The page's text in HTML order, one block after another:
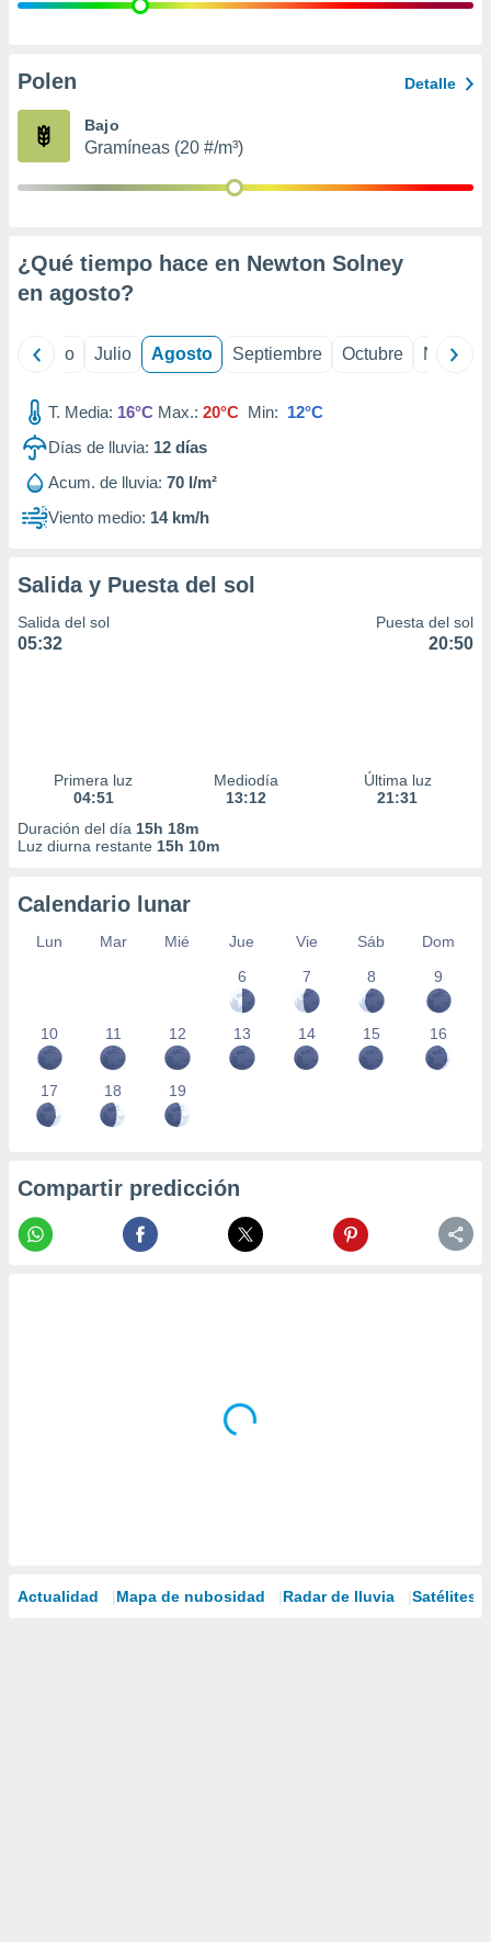
e
publicidad
Polen Detalle
Bajo
Gramíneas (20 #/m³)
¿Qué tiempo hace en Newton Solney
en agosto?
Junio Julio Agosto Septiembre Octubre
T. Media: 16°C Max.: 20°C Min: 12°C
Días de lluvia: 12 días
Acum. de lluvia: 70 l/m²
Viento medio: 14 km/h
Salida y Puesta del sol
Salida del sol
05:32
Puesta del sol
20:50
Primera luz
04:51
Mediodía
13:12
Última luz
21:31
Duración del día 15h 18m
Luz diurna restante 15h 10m
Calendario lunar
Lun Mar Mié Jue Vie Sáb
Dom
6
7 8 9
10 11 12 13 14 15 16
17 18 19
Compartir predicción
Actualidad Mapa de nubosidad Radar de lluvia Satélites